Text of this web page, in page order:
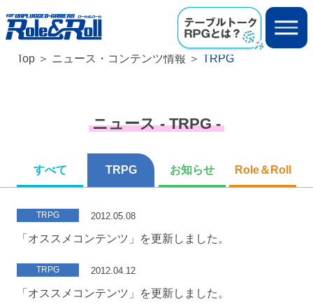
Top ニュース・コンテンツ情報 TRPG
ニュース - TRPG -
すべて TRPG お知らせ Role＆Roll
TRPG 2012.05.08
「オススメコンテンツ」を更新しました。
TRPG 2012.04.12
「オススメコンテンツ」を更新しました。